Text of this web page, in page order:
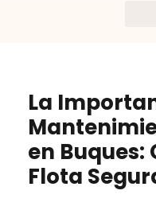
La
en Buques:
Flota